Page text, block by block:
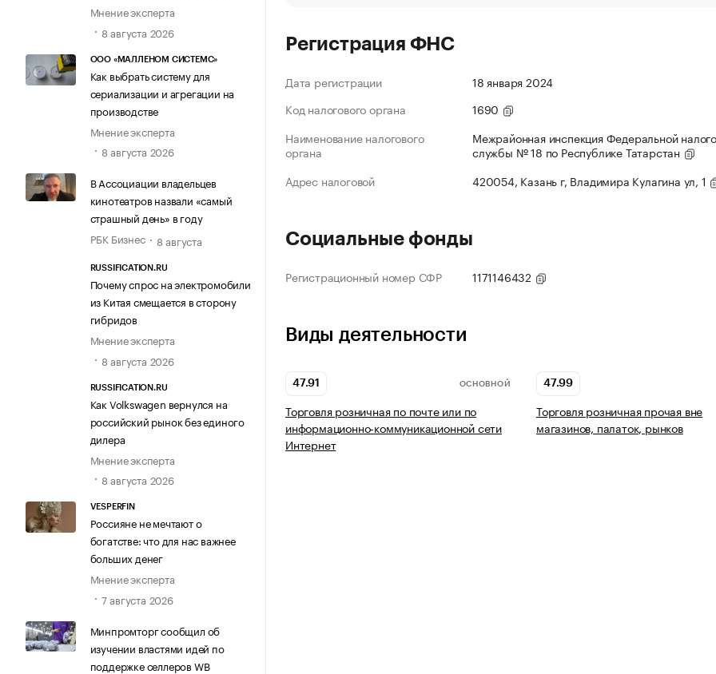
Мнение эксперта
8 августа 2026
ООО «МАЛЛЕНОМ СИСТЕМС»
Как выбрать систему для
сериализации и агрегации на
производстве
Мнение эксперта
8 августа 2026
В Ассоциации владельцев
кинотеатров назвали «самый
страшный день» в году
РБК Бизнес
8 августа
RUSSIFICATION.RU
Почему спрос на электромобили
из Китая смещается в сторону
гибридов
Мнение эксперта
8 августа 2026
RUSSIFICATION.RU
Как Volkswagen вернулся на
российский рынок без единого
дилера
Мнение эксперта
8 августа 2026
VESPERFIN
Россияне не мечтают о
богатстве: что для нас важнее
больших денег
Мнение эксперта
7 августа 2026
Минпромторг сообщил об
изучении властями идей по
поддержке селлеров WB
Регистрация ФНС
Дата регистрации
18 января 2024
Код налогового органа
1690
Наименование налогового
органа
Межрайонная инспекция Федеральной
службы № 18 по Республике Татарстан
Адрес налоговой
420054, Казань г, Владимира Кулагина ул, 1
Социальные фонды
Регистрационный номер СФР 1171146432
Виды деятельности
47.91 ОСНОВНОЙ
Торговля розничная по почте или по
информационно-коммуникационной сети
Интернет
47.99
Торговля розничная прочая вне
магазинов, палаток, рынков